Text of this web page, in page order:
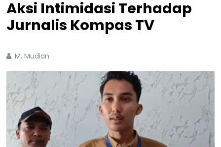
Aksi Intimidasi Terhadap
Jurnalis Kompas TV
M. Mudian